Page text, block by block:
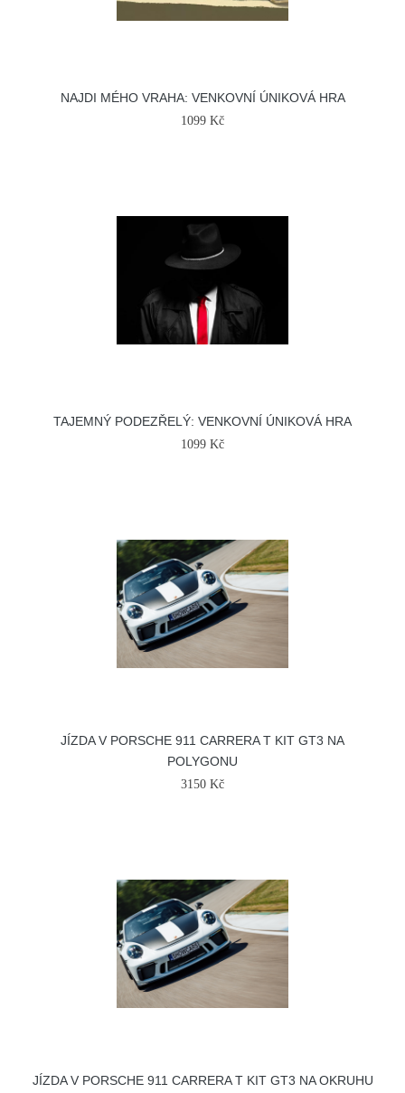
NAJDI MÉHO VRAHA: VENKOVNÍ ÚNIKOVÁ HRA
1099 Kč
TAJEMNÝ PODEZŘELÝ: VENKOVNÍ ÚNIKOVÁ HRA
1099 Kč
JÍZDA V PORSCHE 911 CARRERA T KIT GT3 NA
POLYGONU
3150 Kč
JÍZDA V PORSCHE 911 CARRERA T KIT GT3 NA OKRUHU